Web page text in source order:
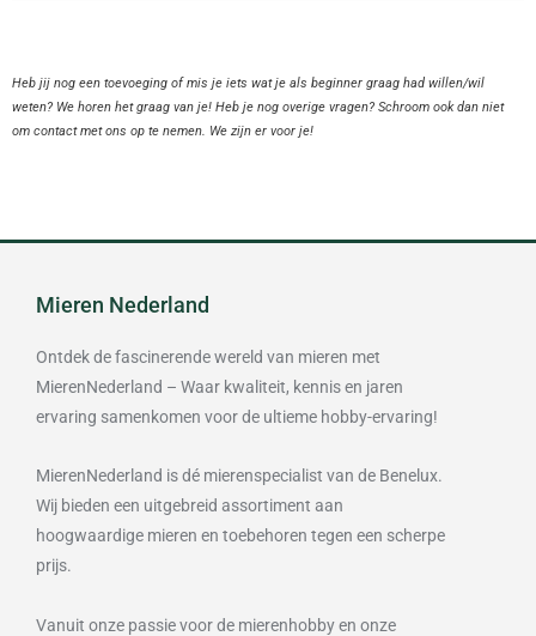
Heb jij nog een toevoeging of mis je iets wat je als beginner graag had willen/wil
weten? We horen het graag van je! Heb je nog overige vragen? Schroom ook dan niet
om contact met ons op te nemen. We zijn er voor je!
Mieren Nederland
Ontdek de fascinerende wereld van mieren met
MierenNederland – Waar kwaliteit, kennis en jaren
ervaring samenkomen voor de ultieme hobby-ervaring!
MierenNederland is dé mierenspecialist van de Benelux.
Wij bieden een uitgebreid assortiment aan
hoogwaardige mieren en toebehoren tegen een scherpe
prijs.
Vanuit onze passie voor de mierenhobby en onze